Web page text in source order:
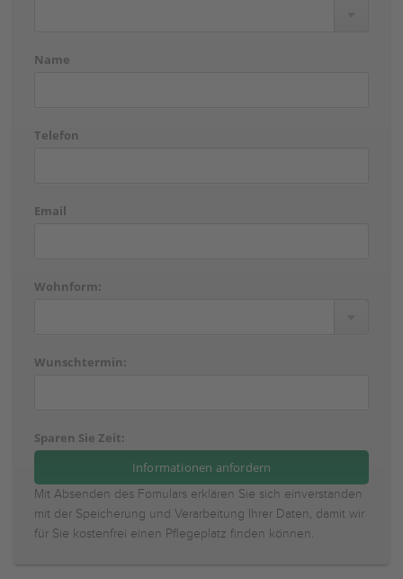
Name
Telefon
Email
Wohnform:
Wunschtermin:
Sparen Sie Zeit:
Mit Absenden des Fomulars erklären Sie sich einverstanden
mit der Speicherung und Verarbeitung Ihrer Daten, damit wir
für Sie kostenfrei einen Pflegeplatz finden können.